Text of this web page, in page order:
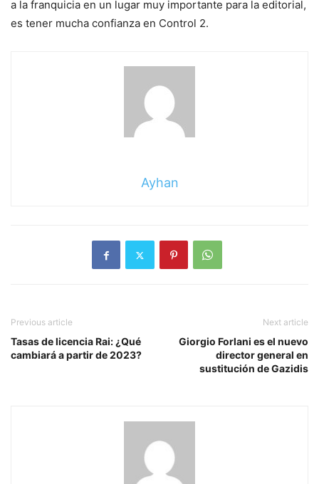
a la franquicia en un lugar muy importante para la editorial,
es tener mucha confianza en Control 2.
Ayhan
Previous article
Tasas de licencia Rai: ¿Qué
cambiará a partir de 2023?
Next article
Giorgio Forlani es el nuevo
director general en
sustitución de Gazidis